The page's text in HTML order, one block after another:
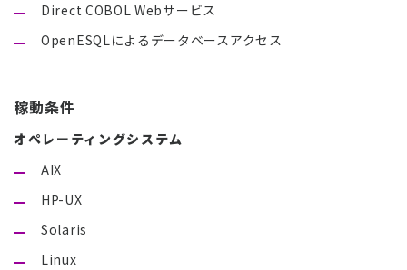
Direct COBOL Webサービス
OpenESQLによるデータベースアクセス
稼動条件
オペレーティングシステム
AIX
HP-UX
Solaris
Linux